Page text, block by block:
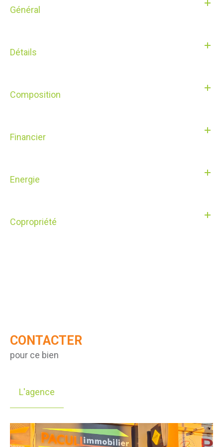
Général
Détails
Composition
Financier
Energie
Copropriété
CONTACTER
pour ce bien
L'agence